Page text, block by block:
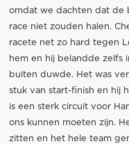
omdat we dachten dat de
race niet zouden halen.
racete net zo hard tegen
hem en hij belandde zelfs
buiten duwde. Het was
stuk van start-finish en hij
is een sterk circuit voor
ons kunnen moeten zijn.
zitten en het hele team